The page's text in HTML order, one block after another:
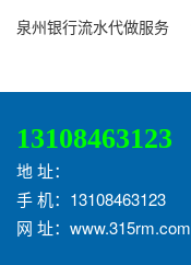
泉州银行流水代做服务
13108463123
地 址：
手 机：13108463123
网 址：www.315rm.com